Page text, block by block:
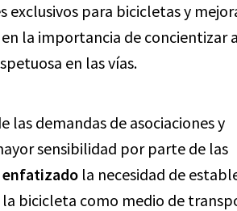
para bicicletas y
la importancia de concientizar
en las vías.
las demandas de asociaciones y
sensibilidad por parte de las
enfatizado la necesidad de
bicicleta como medio de